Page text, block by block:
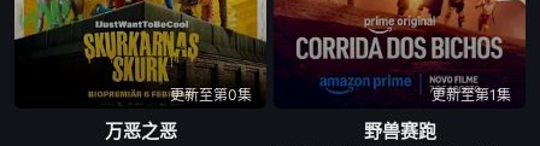
更新至第0集
万恶之恶
更新至第1集
野兽赛跑